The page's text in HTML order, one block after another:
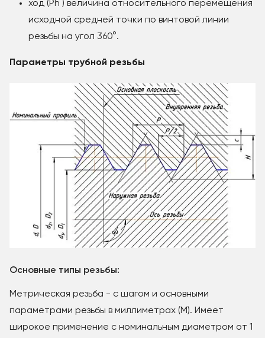
ход (Рh ) величина относительного перемещения
исходной средней точки по винтовой линии
резьбы на угол 360°.
Параметры трубной резьбы
Основные типы резьбы:
Метрическая резьба - с шагом и основными
параметрами резьбы в миллиметрах (М). Имеет
широкое применение с номинальным диаметром от 1